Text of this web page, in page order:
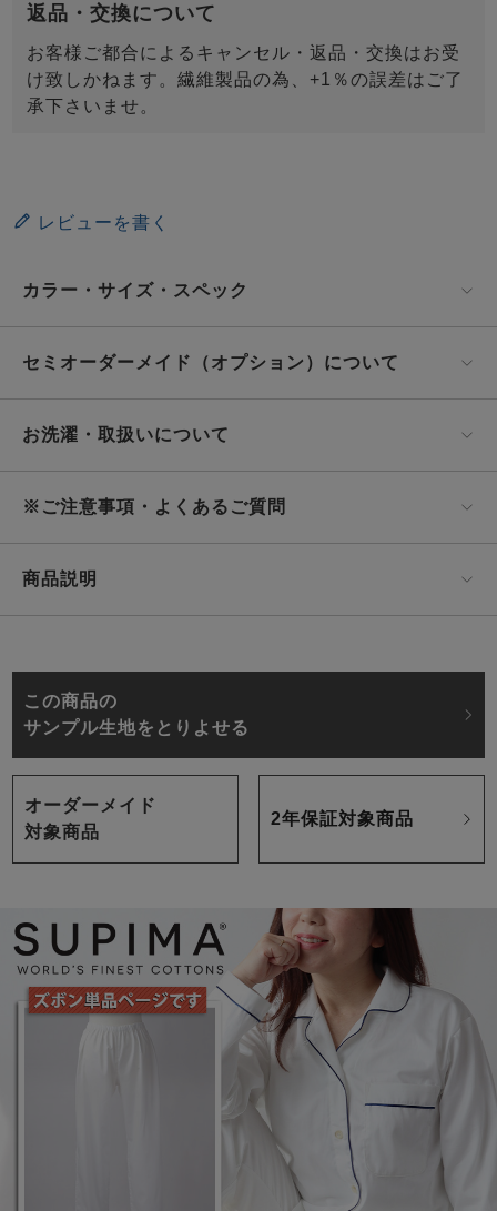
返品・交換について
お客様ご都合によるキャンセル・返品・交換はお受
け致しかねます。繊維製品の為、+1％の誤差はご了
承下さいませ。
レビューを書く
カラー・サイズ・スペック
セミオーダーメイド（オプション）について
お洗濯・取扱いについて
※ご注意事項・よくあるご質問
商品説明
この商品の
サンプル生地をとりよせる
オーダーメイド
対象商品
2年保証対象商品